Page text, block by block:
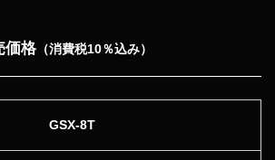
価格 （消費税10％込み）
GSX-8T